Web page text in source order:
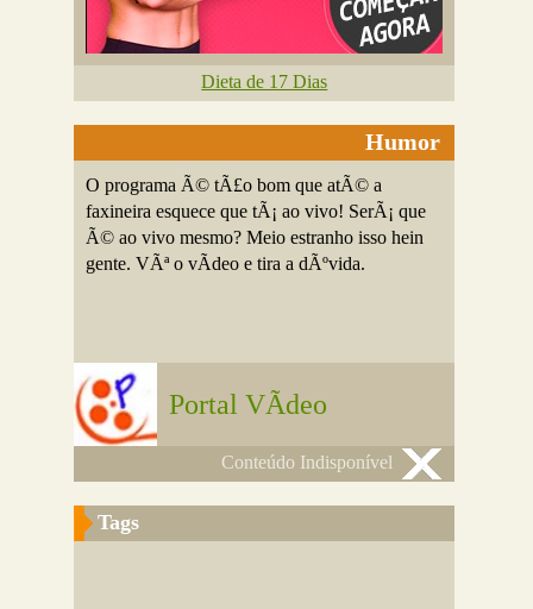
Dieta de 17 Dias
Humor
O programa Ã© tÃ£o bom que atÃ© a
faxineira esquece que tÃ¡ ao vivo! SerÃ¡ que
Ã© ao vivo mesmo? Meio estranho isso hein
gente. VÃª o vÃ­deo e tira a dÃºvida.
Portal VÃ­deo
Conteúdo Indisponível
Tags